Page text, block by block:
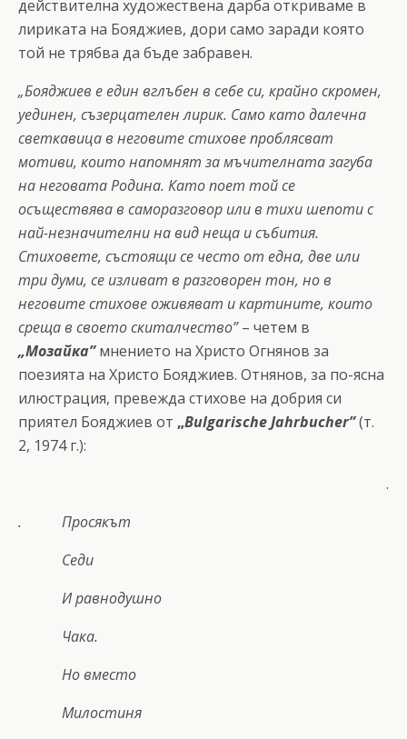
действителна художествена дарба откриваме в
лириката на Бояджиев, дори само заради която
той не трябва да бъде забравен.
„Бояджиев е един вглъбен в себе си, крайно скромен,
уединен, съзерцателен лирик. Само като далечна
светкавица в неговите стихове проблясват
мотиви, които напомнят за мъчителната загуба
на неговата Родина. Като поет той се
осъществява в саморазговор или в тихи шепоти с
най-незначителни на вид неща и събития.
Стиховете, състоящи се често от една, две или
три думи, се изливат в разговорен тон, но в
неговите стихове оживяват и картините, които
среща в своето скиталчество”– четем в
„Мозайка”мнението на Христо Огнянов за
поезията на Христо Бояджиев. Отнянов, за по-ясна
илюстрация, превежда стихове на добрия си
приятел Бояджиев от „Bulgarische Jahrbucher”(т.
2, 1974 г.):
.
. Просякът
Седи
И равнодушно
Чака.
Но вместо
Милостиня